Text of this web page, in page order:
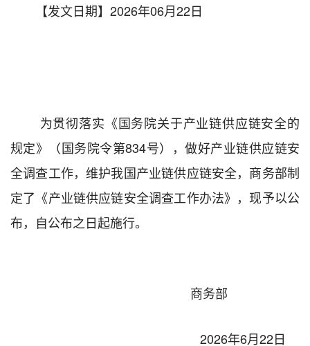
【发文日期】2026年06月22日
为贯彻落实 《国务院关于产业链供应链安全的
规定》
（国务院令第834号），做好产业链供应链安
全调查工作，维护我国产业链供应链安全，商务部制
定了 《产业链供应链安全调查工作办法》 ，现予以公
布，自公布之日起施行。
商务部
2026年6月22日